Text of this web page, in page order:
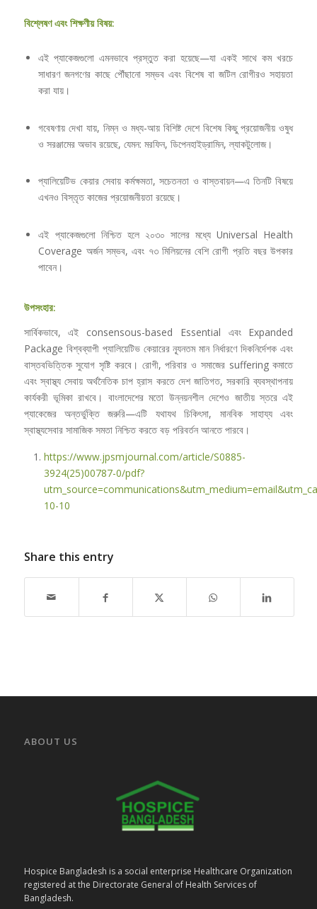
বিশ্লেষণ এবং শিক্ষণীয় বিষয়:
এই প্যাকেজগুলো এমনভাবে প্রস্তুত করা হয়েছে—যা একই সাথে কম খরচে
সাধারণ জনগণের কাছে পৌঁছানো সম্ভব এবং বিশেষ বা জটিল রোগীরও সহায়তা
করা যায়।
গবেষণায় দেখা যায়, নিম্ন ও মধ্য-আয় বিশিষ্ট দেশে বিশেষ কিছু প্রয়োজনীয় ওষুধ
ও সরঞ্জামের অভাব রয়েছে, যেমন: মরফিন, ডিপেনহাইড্রামিন, ল্যাকটুলোজ।
প্যালিয়েটিভ কেয়ার সেবায় কর্মক্ষমতা, সচেতনতা ও বাস্তবায়ন—এ তিনটি বিষয়ে
এখনও বিস্তৃত কাজের প্রয়োজনীয়তা রয়েছে।
এই প্যাকেজগুলো নিশ্চিত হলে ২০৩০ সালের মধ্যে Universal Health
Coverage অর্জন সম্ভব, এবং ৭৩ মিলিয়নের বেশি রোগী প্রতি বছর উপকার
পাবেন।
উপসংহার:
সার্বিকভাবে, এই consensous-based Essential এবং Expanded
Package বিশ্বব্যাপী প্যালিয়েটিভ কেয়ারের ন্যূনতম মান নির্ধারণে দিকনির্দেশক এবং
বাস্তবভিত্তিক সুযোগ সৃষ্টি করবে। রোগী, পরিবার ও সমাজের suffering কমাতে
এবং স্বাস্থ্য সেবায় অর্থনৈতিক চাপ হ্রাস করতে দেশ জাতিগত, সরকারি ব্যবস্থাপনায়
কার্যকরী ভূমিকা রাখবে। বাংলাদেশের মতো উন্নয়নশীল দেশেও জাতীয় স্তরে এই
প্যাকেজের অন্তর্ভুক্তি জরুরি—এটি যথাযথ চিকিৎসা, মানবিক সাহায্য এবং
স্বাস্থ্যসেবার সামাজিক সমতা নিশ্চিত করতে বড় পরিবর্তন আনতে পারবে।
https://www.jpsmjournal.com/article/S0885-
3924(25)00787-0/pdf?
10-10
Share this entry
ABOUT US
Hospice Bangladesh is a social enterprise Healthcare Organization
registered at the Directorate General of Health Services of
Bangladesh.